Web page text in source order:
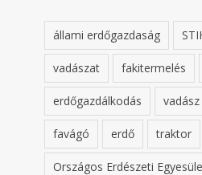
állami erdőgazdaság
vadászat fakitermelés
erdőgazdálkodás vadász
favágó erdő traktor
Országos Erdészeti